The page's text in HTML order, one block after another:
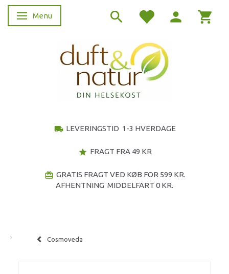
Skifte navigation
Menu
local_shipping LEVERINGSTID 1-3 HVERDAGE
star FRAGT FRA 49 KR
redeem GRATIS FRAGT VED KØB FOR 599 KR.
AFHENTNING MIDDELFART 0 KR.
Cosmoveda